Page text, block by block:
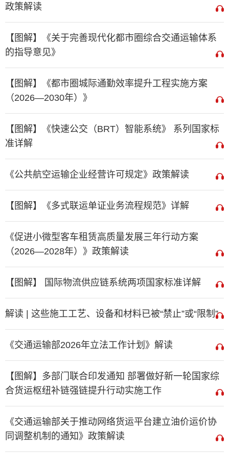
政策解读
【图解】《关于完善现代化都市圈综合交通运输体系
的指导意见》
【图解】《都市圈城际通勤效率提升工程实施方案
（2026—2030年）》
【图解】《快速公交（BRT）智能系统》 系列国家标
准详解
《公共航空运输企业经营许可规定》政策解读
【图解】《多式联运单证业务流程规范》详解
《促进小微型客车租赁高质量发展三年行动方案
（2026—2028年）》政策解读
【图解】 国际物流供应链系统两项国家标准详解
解读 | 这些施工工艺、设备和材料已被“禁止”或“限制”
《交通运输部2026年立法工作计划》解读
【图解】多部门联合印发通知 部署做好新一轮国家综
合货运枢纽补链强链提升行动实施工作
《交通运输部关于推动网络货运平台建立油价运价协
同调整机制的通知》政策解读